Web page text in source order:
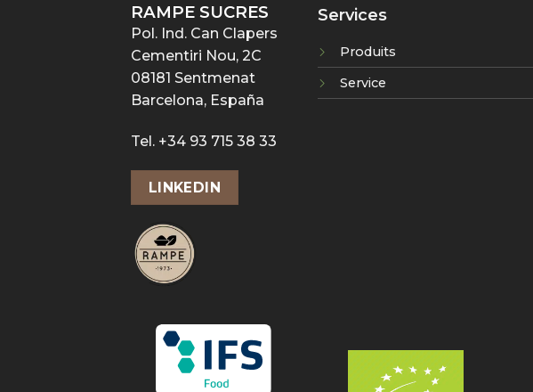
RAMPE SUCRES
Pol. Ind. Can Clapers
Cementiri Nou, 2C
08181 Sentmenat
Barcelona, España
Tel. +34 93 715 38 33
LINKEDIN
Services
Produits
Service